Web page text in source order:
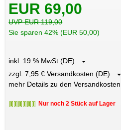
EUR 69,00
UVP EUR 119,00
Sie sparen 42% (EUR 50,00)
inkl. 19 % MwSt (DE)
zzgl. 7,95 € Versandkosten (DE)
mehr Details zu den
Nur noch 2 Stück auf Lager